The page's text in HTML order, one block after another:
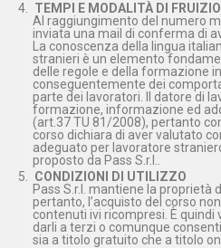
TEMPI E MODALITÀ DI
Al raggiungimento del numero
inviata una mail di conferma di
La conoscenza della lingua
stranieri è un elemento
delle regole e della formazione
conseguentemente dei
parte dei lavoratori. Il datore di
formazione, informazione ed
(art.37 TU 81/2008), pertanto
corso dichiara di aver valutato
adeguato per lavoratore
proposto da Pass S.r.l..
CONDIZIONI DI UTILIZZO
Pass S.r.l. mantiene la proprietà
pertanto, l’acquisto del corso
contenuti ivi ricompresi. È
darli a terzi o comunque
sia a titolo gratuito che a titolo